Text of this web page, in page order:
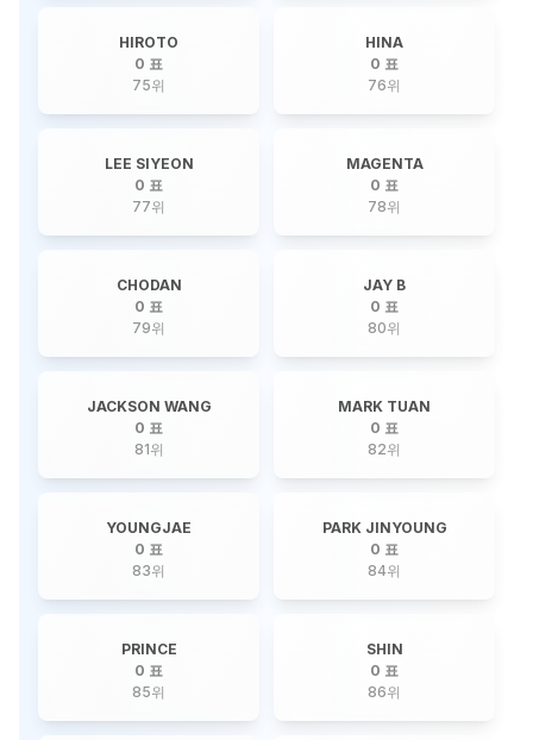
HIROTO
0 표
75위
HINA
0 표
76위
LEE SIYEON
0 표
77위
MAGENTA
0 표
78위
CHODAN
0 표
79위
JAY B
0 표
80위
JACKSON WANG
0 표
81위
MARK TUAN
0 표
82위
YOUNGJAE
0 표
83위
PARK JINYOUNG
0 표
84위
PRINCE
0 표
85위
SHIN
0 표
86위